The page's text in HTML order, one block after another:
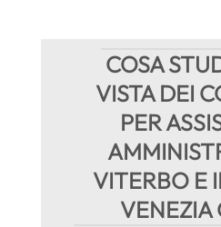
COSA
VISTA DEI
PER
VITERBO E
VENEZIA